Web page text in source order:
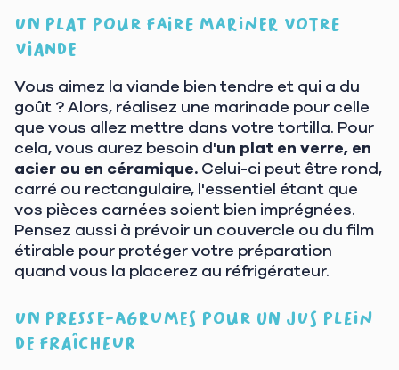
Un plat pour faire mariner votre
viande
Vous aimez la viande bien tendre et qui a du
goût ? Alors, réalisez une marinade pour celle
que vous allez mettre dans votre tortilla. Pour
cela, vous aurez besoin d'un plat en verre, en
acier ou en céramique. Celui-ci peut être rond,
carré ou rectangulaire, l'essentiel étant que
vos pièces carnées soient bien imprégnées.
Pensez aussi à prévoir un couvercle ou du film
étirable pour protéger votre préparation
quand vous la placerez au réfrigérateur.
Un presse-agrumes pour un jus plein
de fraîcheur